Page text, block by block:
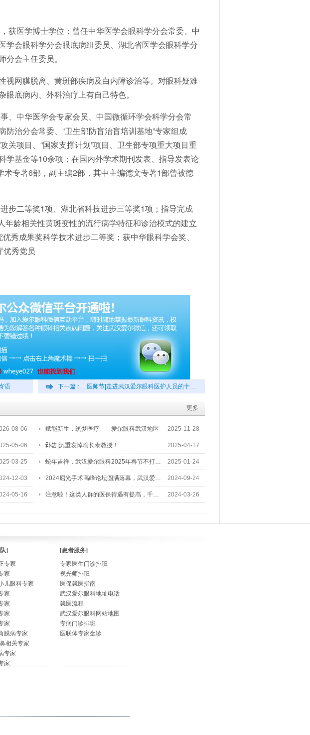
获医学博士学位；曾任中华医学会眼科学分会常委、中
学会眼科学分会眼底病组委员、湖北省医学会眼科学分
会主任委员。
视网膜脱离、黄斑部疾病及白内障诊治等。对眼科疑难
底病内、外科治疗上有自己特色。
、中华医学会专家会员、中国微循环学会科学分会常
治分会常委、“卫生部防盲治盲培训基地”专家组成
关项目、“国家支撑计划”项目、卫生部专项重大项目重
学基金等10余项；在国内外学术期刊发表、指导发表论
专著6部，副主编2部，其中主编德文专著1部曾被德
步二等奖1项、湖北省科技进步三等奖1项；指导完成
年龄相关性黄斑变性的流行病学特征和诊治模式的建立
秀成果奖科学技术进步二等奖；获中华眼科学会奖、
优秀党员
语 下一篇： 医师节|走进武汉爱尔眼科医护人员的十…
更多
08-06 赋能新生，筑梦医疗——爱尔眼科武汉地区
2…
2025-11-28
05-06 讣告|沉重哀悼喻长泰教授！ 2025-04-17
03-25 蛇年吉祥，武汉爱尔眼科2025年春节不打… 2025-01-24
12-03 2024屈光手术高峰论坛圆满落幕，武汉爱… 2024-09-24
05-16 注意啦！这类人群的医保待遇有提高，千… 2024-03-26
]
专家
家
儿眼科专家
家
家
家
家
膜病专家
相关专家
专家
家
[患者服务]
专家医生门诊排班
视光师排班
医保就医指南
武汉爱尔眼科地址电话
就医流程
武汉爱尔眼科网站地图
专病门诊排班
医联体专家坐诊